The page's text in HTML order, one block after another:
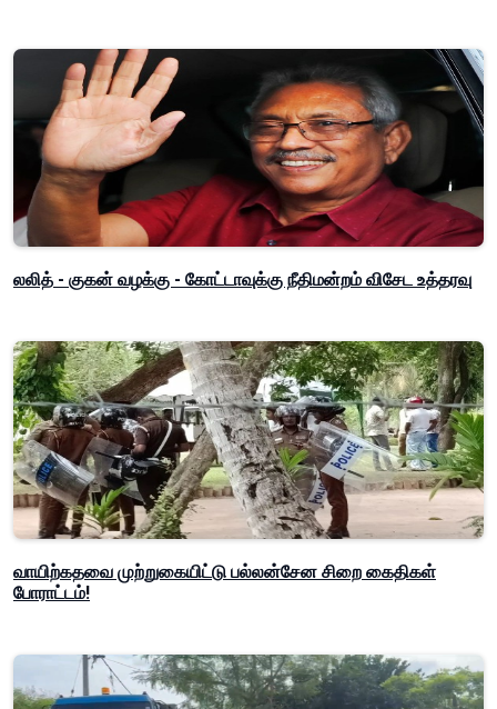
லலித் - குகன் வழக்கு - கோட்டாவுக்கு நீதிமன்றம் விசேட உத்தரவு
வாயிற்கதவை முற்றுகையிட்டு பல்லன்சேன சிறை கைதிகள்
போராட்டம்!